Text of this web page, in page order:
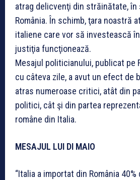
atrag delicvenţi din străinătate, în
România. În schimb, ţara noastră
italiene care vor să investească
justiţia funcţionează.
Mesajul politicianului, publicat pe
cu câteva zile, a avut un efect de
atras numeroase critici, atât din
politici, cât şi din partea
române din Italia.
MESAJUL LUI DI MAIO
“Italia a importat din România